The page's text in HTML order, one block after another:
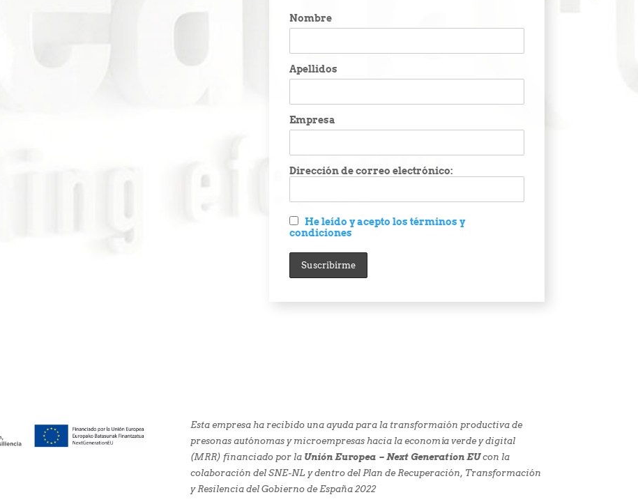
Nombre
Apellidos
Empresa
Dirección de correo electrónico:
He leído y acepto los términos y
condiciones
Esta empresa ha recibido una ayuda para la transformaión productiva de
presonas autónomas y microempresas hacia la economía verde y digital
(MRR) financiado por la Unión Europea – Next Generation EUcon la
colaboración del SNE-NL y dentro del Plan de Recuperación, Transformación
y Resilencia del Gobierno de España 2022